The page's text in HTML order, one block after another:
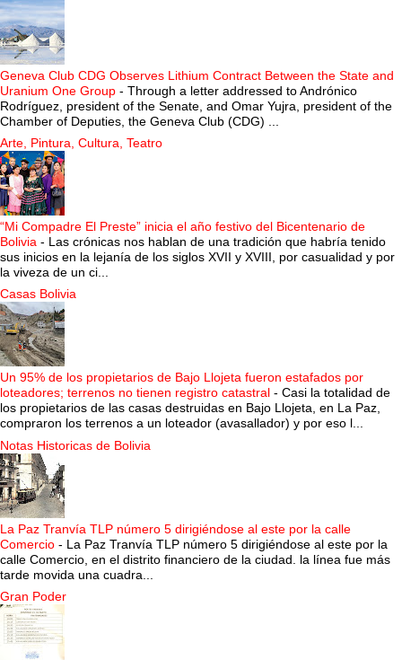
Geneva Club CDG Observes Lithium Contract Between the State and
Uranium One Group - Through a letter addressed to Andrónico
Rodríguez, president of the Senate, and Omar Yujra, president of the
Chamber of Deputies, the Geneva Club (CDG) ...
Arte, Pintura, Cultura, Teatro
“Mi Compadre El Preste” inicia el año festivo del Bicentenario de
Bolivia - Las crónicas nos hablan de una tradición que habría tenido
sus inicios en la lejanía de los siglos XVII y XVIII, por casualidad y por
la viveza de un ci...
Casas Bolivia
Un 95% de los propietarios de Bajo Llojeta fueron estafados por
loteadores; terrenos no tienen registro catastral - Casi la totalidad de
los propietarios de las casas destruidas en Bajo Llojeta, en La Paz,
compraron los terrenos a un loteador (avasallador) y por eso l...
Notas Historicas de Bolivia
La Paz Tranvía TLP número 5 dirigiéndose al este por la calle
Comercio - La Paz Tranvía TLP número 5 dirigiéndose al este por la
calle Comercio, en el distrito financiero de la ciudad. la línea fue más
tarde movida una cuadra...
Gran Poder